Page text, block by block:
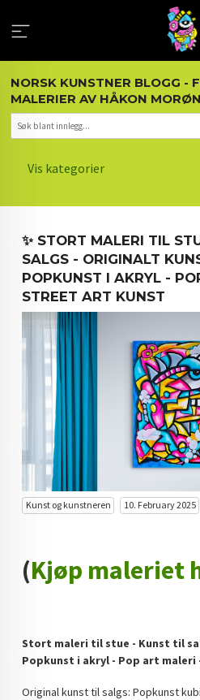
innholdet
NORSK KUNSTNER BLOGG -
MALERIER AV HÅKON
Vis kategorier
KUNST OG KUNSTNEREN
MALERIER BLOGG
ARTIKLER OM KUNST
INTERIØR OG KUNST
KUNST INVESTERING
KUNSTSTILER
FARGETEORI
KJØP KUNST TIL SALGS
POP ART
MALERIER TIL SALGS
KUNSTNER BLOGG - EN KUNSTNERS
✨ STORT MALERI TIL
SALGS - ORIGINALT
POPKUNST I AKRYL -
STREET ART KUNST
Kunst og kunstneren 10. February 2025
(Kjøp maleriet
Stort maleri til stue - Kunst til
Popkunst i akryl - Pop art
Original kunst til salgs: Popkunst